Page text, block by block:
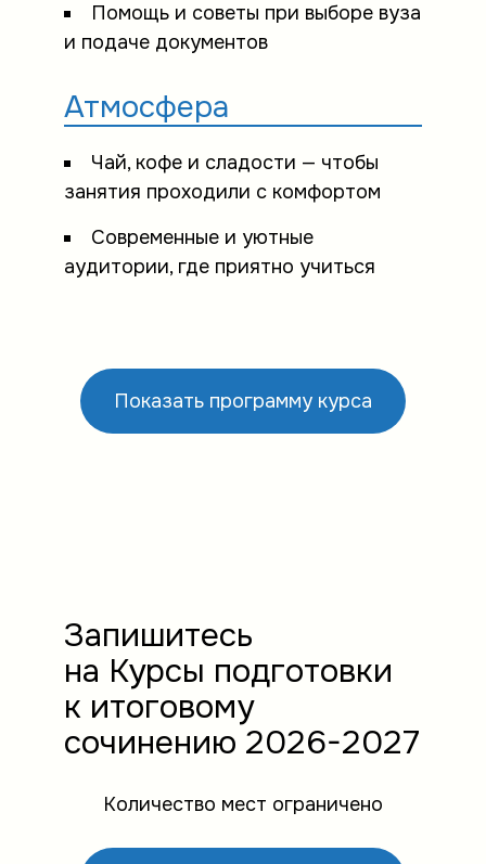
Помощь и советы при выборе вуза
и подаче документов
Атмосфера
Чай, кофе и сладости — чтобы
занятия проходили с комфортом
Современные и уютные
аудитории, где приятно учиться
Показать программу курса
Запишитесь
на Курсы подготовки
к итоговому
сочинению 2026-2027
Количество мест ограничено